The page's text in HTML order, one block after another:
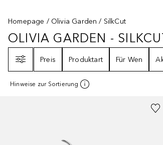
Homepage
Olivia Garden SilkCut
OLIVIA GARDEN -
OLIVIA GARDEN -
Preis
Produktart Für Wen
Hinweise zur Sortierung